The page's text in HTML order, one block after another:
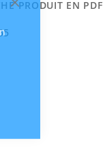
Fermer
PRODUIT EN PDF